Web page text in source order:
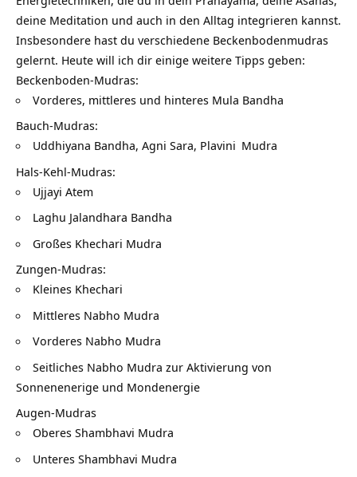
deine Meditation und auch in den Alltag integrieren kannst.
Insbesondere hast du verschiedene Beckenbodenmudras
gelernt. Heute will ich dir einige weitere Tipps geben:
Beckenboden-Mudras:
Vorderes, mittleres und hinteres Mula Bandha
Bauch-Mudras:
Uddhiyana Bandha, Agni Sara, Plavini Mudra
Hals-Kehl-Mudras:
Ujjayi Atem
Laghu Jalandhara Bandha
Großes Khechari Mudra
Zungen-Mudras:
Kleines Khechari
Mittleres Nabho Mudra
Vorderes Nabho Mudra
Seitliches Nabho Mudra zur Aktivierung von
Sonnenenerige und Mondenergie
Augen-Mudras
Oberes Shambhavi Mudra
Unteres Shambhavi Mudra